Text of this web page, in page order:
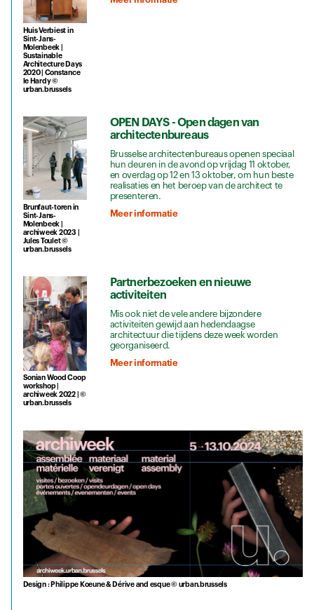
Huis Verbiest in
Sint-Jans-
Molenbeek |
Sustainable
Architecture Days
2020 | Constance
le Hardy ©
urban.brussels
Brunfaut-toren in
Sint-Jans-
Molenbeek |
archiweek 2023 |
Jules Toulet ©
urban.brussels
OPEN DAYS - Open dagen van
architectenbureaus
Brusselse architectenbureaus openen speciaal
hun deuren in de avond op vrijdag 11 oktober,
en overdag op 12 en 13 oktober, om hun beste
realisaties en het beroep van de architect te
presenteren.
Meer informatie
Sonian Wood Coop
workshop |
archiweek 2022 | ©
urban.brussels
Partnerbezoeken en nieuwe
activiteiten
Mis ook niet de vele andere bijzondere
activiteiten gewijd aan hedendaagse
architectuur die tijdens deze week worden
georganiseerd.
Meer informatie
Design : Philippe Koeune & Dérive and esque © urban.brussels